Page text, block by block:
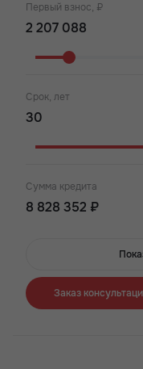
Первый взнос, ₽
Срок, лет
Сумма кредита
8 828 352 ₽
Заказ